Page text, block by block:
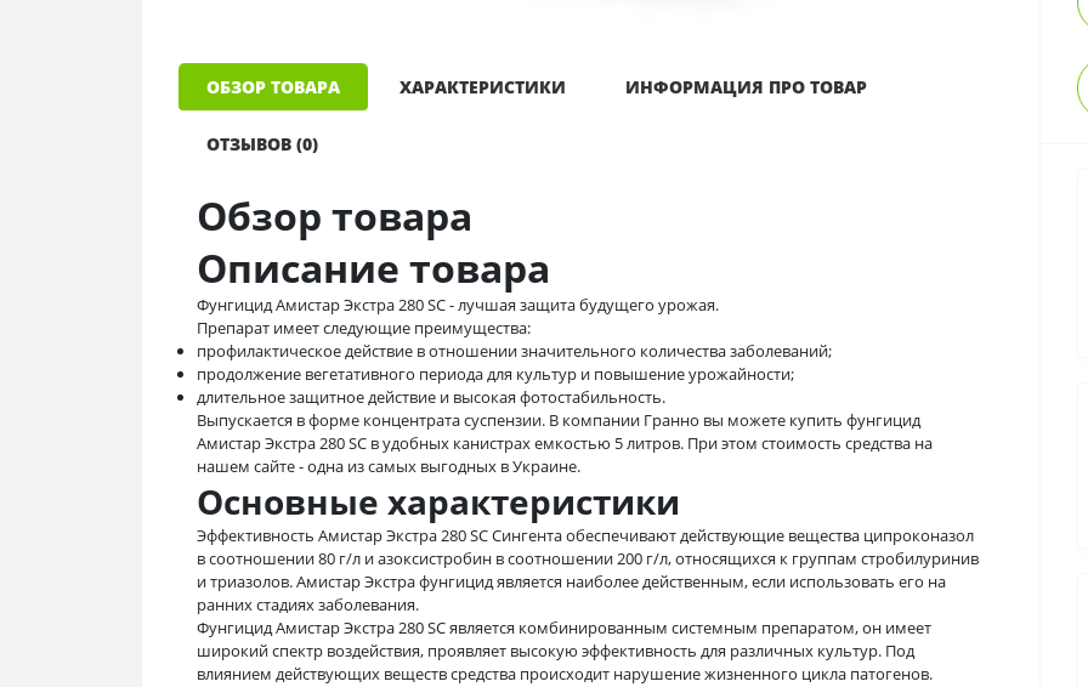
ОБЗОР ТОВАРА ХАРАКТЕРИСТИКИ ИНФОРМАЦИЯ ПРО ТОВАР
ОТЗЫВОВ (0)
Обзор товара
Описание товара
Фунгицид Амистар Экстра 280 SС - лучшая защита будущего урожая.
Препарат имеет следующие преимущества:
профилактическое действие в отношении значительного количества заболеваний;
продолжение вегетативного периода для культур и повышение урожайности;
длительное защитное действие и высокая фотостабильность.
Выпускается в форме концентрата суспензии. В компании Гранно вы можете купить фунгицид
Амистар Экстра 280 SС в удобных канистрах емкостью 5 литров. При этом стоимость средства на
нашем сайте - одна из самых выгодных в Украине.
Основные характеристики
Эффективность Амистар Экстра 280 SС Сингента обеспечивают действующие вещества ципроконазол
в соотношении 80 г/л и азоксистробин в соотношении 200 г/л, относящихся к группам стробилуринив
и триазолов. Амистар Экстра фунгицид является наиболее действенным, если использовать его на
ранних стадиях заболевания.
Фунгицид Амистар Экстра 280 SC является комбинированным системным препаратом, он имеет
широкий спектр воздействия, проявляет высокую эффективность для различных культур. Под
влиянием действующих веществ средства происходит нарушение жизненного цикла патогенов.